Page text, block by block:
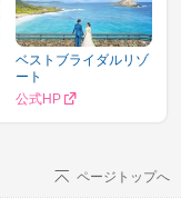
ベストブライダルリゾ
ート
公式HP
ページトップへ